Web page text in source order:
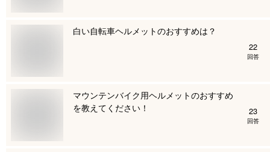
白い自転車ヘルメットのおすすめは？
22
回答
マウンテンバイク用ヘルメットのおすすめ
を教えてください！
23
回答